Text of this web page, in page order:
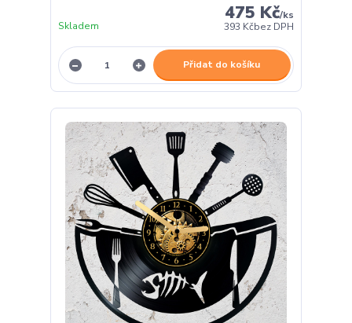
475 Kč/ks
393 Kčbez DPH
Skladem
Přidat do košíku